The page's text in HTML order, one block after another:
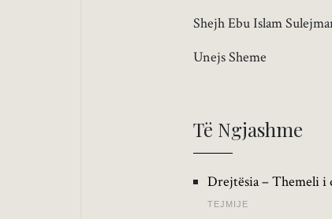
Shejh Ebu Islam
Unejs Sheme
Të Ngjashme
Drejtësia – Themeli i
TEJMIJE